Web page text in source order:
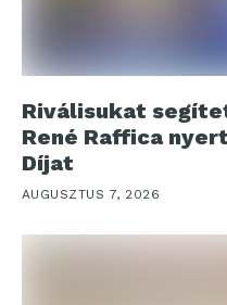
Riválisukat
René Raffica
Díjat
AUGUSZTUS 7, 2026